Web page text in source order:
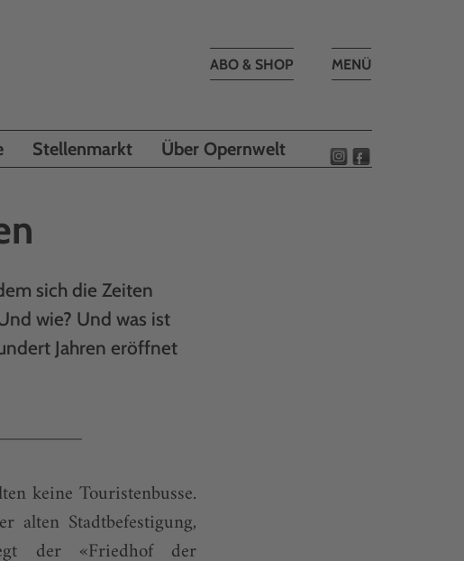
Toggle
MENÜ
ABO & SHOP
Stellenmarkt Über Opernwelt
sich die Zeiten
wie? Und was ist
Jahren eröffnet
keine Touristenbusse.
alten Stadtbefestigung,
der «Friedhof der